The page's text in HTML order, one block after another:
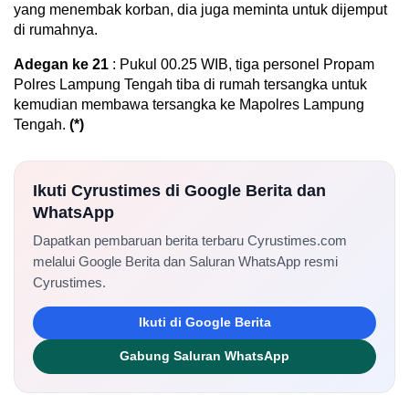
yang menembak korban, dia juga meminta untuk dijemput
di rumahnya.
Adegan ke 21 : Pukul 00.25 WIB, tiga personel Propam
Polres Lampung Tengah tiba di rumah tersangka untuk
kemudian membawa tersangka ke Mapolres Lampung
Tengah. (*)
Ikuti Cyrustimes di Google Berita dan
WhatsApp
Dapatkan pembaruan berita terbaru Cyrustimes.com
melalui Google Berita dan Saluran WhatsApp resmi
Cyrustimes.
Ikuti di Google Berita
Gabung Saluran WhatsApp